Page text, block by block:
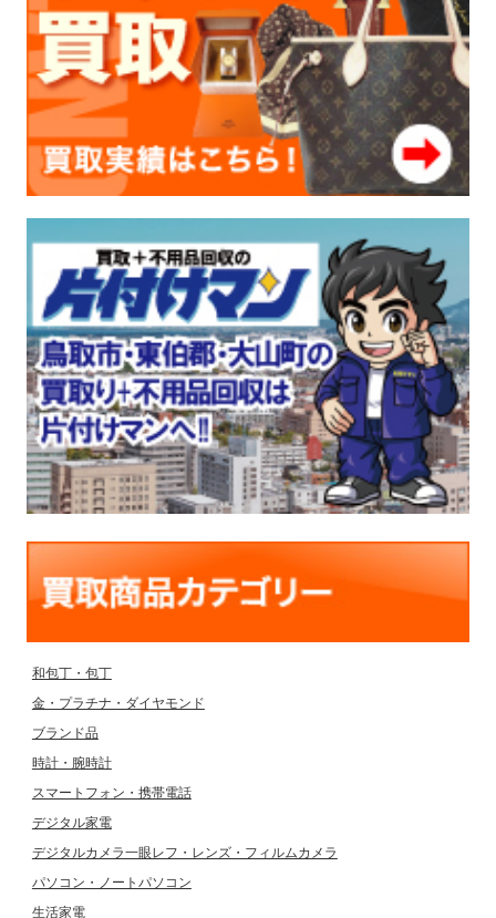
和包丁・包丁
金・プラチナ・ダイヤモンド
ブランド品
時計・腕時計
スマートフォン・携帯電話
デジタル家電
デジタルカメラ一眼レフ・レンズ・フィルムカメラ
パソコン・ノートパソコン
生活家電